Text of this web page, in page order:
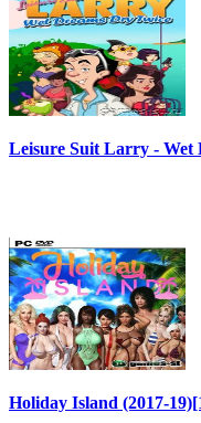
Leisure Suit Larry -
Holiday Island (2017-